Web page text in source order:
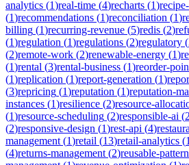
analytics (1)real-time (4)recharts (1)
(1)recommendations (1)reconciliation (1)
billing (1)recurring-revenue (5)redis (2)
(1)regulation (1)regulations (2)regulatory (
(2)remote-work (2)renewable-energy (1)
(1)rental (3)rental-business (1)reorder-
(1)replication (1)report-generation (1)
(3)repricing (1)reputation (1)reputation-
instances (1)resilience (2)resource-
(1)resource-scheduling (2)responsible-ai (2
(2)responsive-design (1)rest-api (4)
management (1)retail (13)retail-analytics (1
(4)returns-management (2)reusable-